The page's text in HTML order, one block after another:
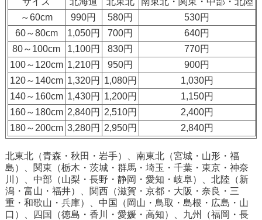
～60cm
990円 580円 530円
60～80cm
1,050円 700円 640円
80～100cm
1,100円 830円 770円
100～120cm 1,210円 950円 900円
120～140cm 1,320円 1,080円 1,030円
140～160cm 1,430円 1,200円 1,150円
160～180cm 2,840円 2,510円 2,400円
180～200cm 3,280円 2,950円 2,840円
北東北（青森・秋田・岩手）、南東北（宮城・山形・福
島）、関東（栃木・茨城・群馬・埼玉・千葉・東京・神奈
川）、中部（山梨・長野・静岡・愛知・岐阜）、北陸（新
潟・富山・福井）、関西（滋賀・京都・大阪・奈良・三
重・和歌山・兵庫）、中国（岡山・鳥取・島根・広島・山
口）、四国（徳島・香川・愛媛・高知）、九州（福岡・長